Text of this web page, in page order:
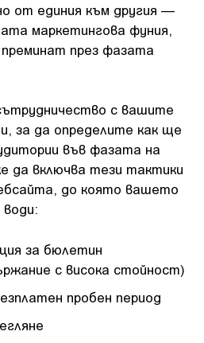
от единия към другия —
маркетингова фуния,
през фазата
с вашите
за да определите как ще
във фазата на
да включва тези тактики
до която вашето
за бюлетин
с висока стойност)
пробен период